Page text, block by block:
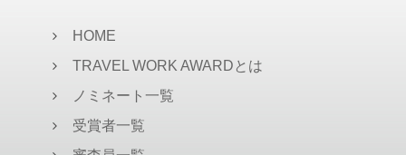
HOME
TRAVEL WORK AWARDとは
ノミネート一覧
受賞者一覧